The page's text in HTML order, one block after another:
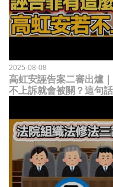
2025-08-08
高虹安誣告案二審出爐
不上訴就會被關？這句